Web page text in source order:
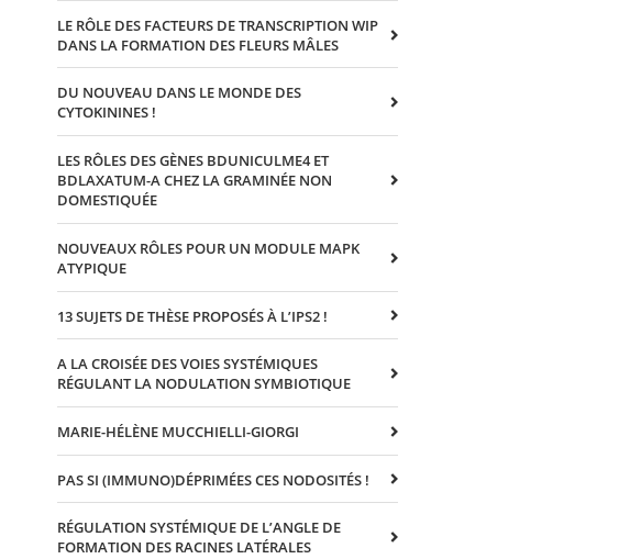
LE RÔLE DES FACTEURS DE TRANSCRIPTION WIP
DANS LA FORMATION DES FLEURS MÂLES
DU NOUVEAU DANS LE MONDE DES
CYTOKININES !
LES RÔLES DES GÈNES BDUNICULME4 ET
BDLAXATUM-A CHEZ LA GRAMINÉE NON
DOMESTIQUÉE
NOUVEAUX RÔLES POUR UN MODULE MAPK
ATYPIQUE
13 SUJETS DE THÈSE PROPOSÉS À L’IPS2 !
A LA CROISÉE DES VOIES SYSTÉMIQUES
RÉGULANT LA NODULATION SYMBIOTIQUE
MARIE-HÉLÈNE MUCCHIELLI-GIORGI
PAS SI (IMMUNO)DÉPRIMÉES CES NODOSITÉS !
RÉGULATION SYSTÉMIQUE DE L’ANGLE DE
FORMATION DES RACINES LATÉRALES